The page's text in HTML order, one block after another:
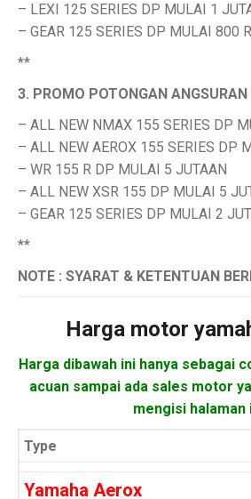
– LEXI 125 SERIES DP MULAI 1
– GEAR 125 SERIES DP MULAI 800
**
3. PROMO POTONGAN
– ALL NEW NMAX 155 SERIES DP
– ALL NEW AEROX 155 SERIES DP
– WR 155 R DP MULAI 5 JUTAAN
– ALL NEW XSR 155 DP MULAI 5
– GEAR 125 SERIES DP MULAI 2
**
NOTE : SYARAT & KETENTUAN
Harga motor
Harga dibawah ini hanya sebagai
acuan sampai ada sales motor
mengisi halaman
Type
Yamaha Aerox